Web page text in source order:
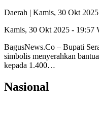
Daerah | Kamis, 30 Okt
Kamis, 30 Okt 2025 - 19:57
BagusNews.Co – Bupati
simbolis menyerahkan
kepada 1.400…
Nasional